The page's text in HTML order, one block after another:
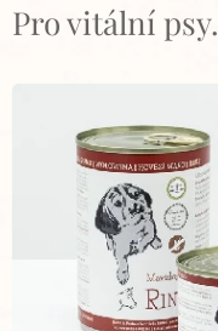
Pro vitální psy.